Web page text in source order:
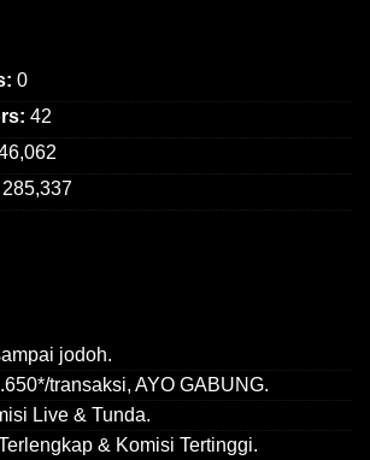
0
42
285,337
jodoh.
transaksi, AYO GABUNG.
Live & Tunda.
& Komisi Tertinggi.